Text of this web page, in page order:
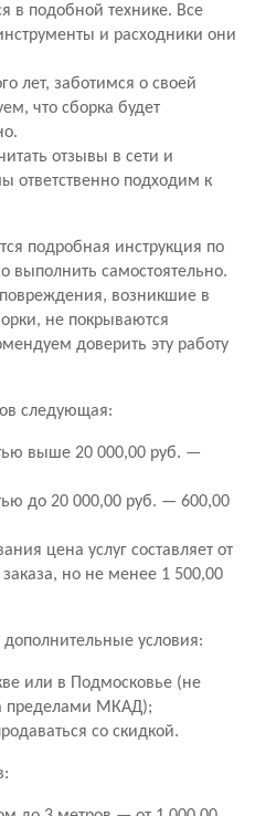
в подобной технике. Все
и расходники они
лет, заботимся о своей
что сборка будет
отзывы в сети и
ответственно подходим к
подробная инструкция по
выполнить самостоятельно.
возникшие в
не покрываются
доверить эту работу
следующая:
выше 20 000,00 руб. —
до 20 000,00 руб. — 600,00
цена услуг составляет от
заказа, но не менее 1 500,00
условия:
или в Подмосковье (не
пределами МКАД);
со скидкой.